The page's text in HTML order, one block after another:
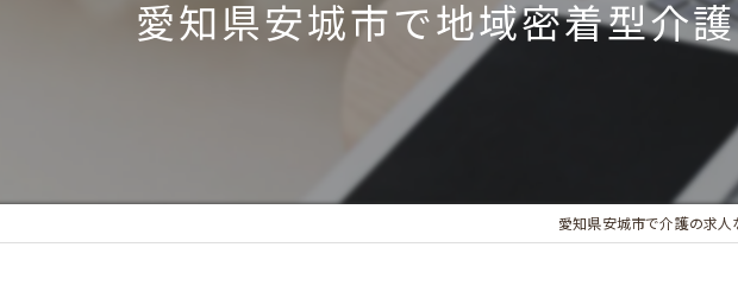
愛知県安城市で地域密着型介
愛知県安城市で介護の求